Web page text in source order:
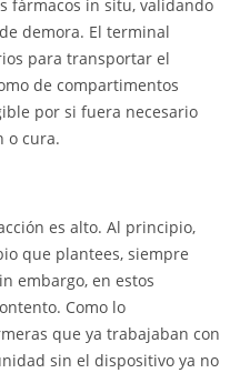
fármacos in situ, validando
demora. El terminal
para transportar el
de compartimentos
por si fuera necesario
o cura.
es alto. Al principio,
que plantees, siempre
embargo, en estos
Como lo
que ya trabajaban con
sin el dispositivo ya no